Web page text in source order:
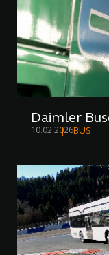
Daimler
10.02.2026BUS